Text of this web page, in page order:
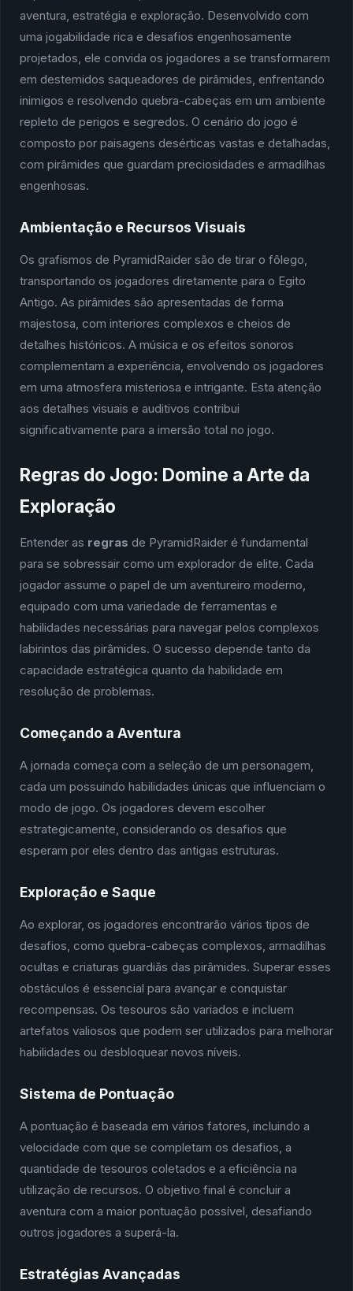
aventura, estratégia e exploração. Desenvolvido com
uma jogabilidade rica e desafios engenhosamente
projetados, ele convida os jogadores a se transformarem
em destemidos saqueadores de pirâmides, enfrentando
inimigos e resolvendo quebra-cabeças em um ambiente
repleto de perigos e segredos. O cenário do jogo é
composto por paisagens desérticas vastas e detalhadas,
com pirâmides que guardam preciosidades e armadilhas
engenhosas.
Ambientação e Recursos Visuais
Os grafismos de PyramidRaider são de tirar o fôlego,
transportando os jogadores diretamente para o Egito
Antigo. As pirâmides são apresentadas de forma
majestosa, com interiores complexos e cheios de
detalhes históricos. A música e os efeitos sonoros
complementam a experiência, envolvendo os jogadores
em uma atmosfera misteriosa e intrigante. Esta atenção
aos detalhes visuais e auditivos contribui
significativamente para a imersão total no jogo.
Regras do Jogo: Domine a Arte da
Exploração
Entender as regras de PyramidRaider é fundamental
para se sobressair como um explorador de elite. Cada
jogador assume o papel de um aventureiro moderno,
equipado com uma variedade de ferramentas e
habilidades necessárias para navegar pelos complexos
labirintos das pirâmides. O sucesso depende tanto da
capacidade estratégica quanto da habilidade em
resolução de problemas.
Começando a Aventura
A jornada começa com a seleção de um personagem,
cada um possuindo habilidades únicas que influenciam o
modo de jogo. Os jogadores devem escolher
estrategicamente, considerando os desafios que
esperam por eles dentro das antigas estruturas.
Exploração e Saque
Ao explorar, os jogadores encontrarão vários tipos de
desafios, como quebra-cabeças complexos, armadilhas
ocultas e criaturas guardiãs das pirâmides. Superar esses
obstáculos é essencial para avançar e conquistar
recompensas. Os tesouros são variados e incluem
artefatos valiosos que podem ser utilizados para melhorar
habilidades ou desbloquear novos níveis.
Sistema de Pontuação
A pontuação é baseada em vários fatores, incluindo a
velocidade com que se completam os desafios, a
quantidade de tesouros coletados e a eficiência na
utilização de recursos. O objetivo final é concluir a
aventura com a maior pontuação possível, desafiando
outros jogadores a superá-la.
Estratégias Avançadas